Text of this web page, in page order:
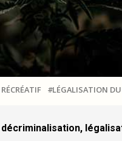
LÉGALISATION